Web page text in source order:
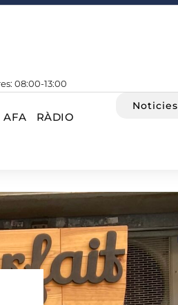
08:00-13:00
AFA RÀDIO
Noticies